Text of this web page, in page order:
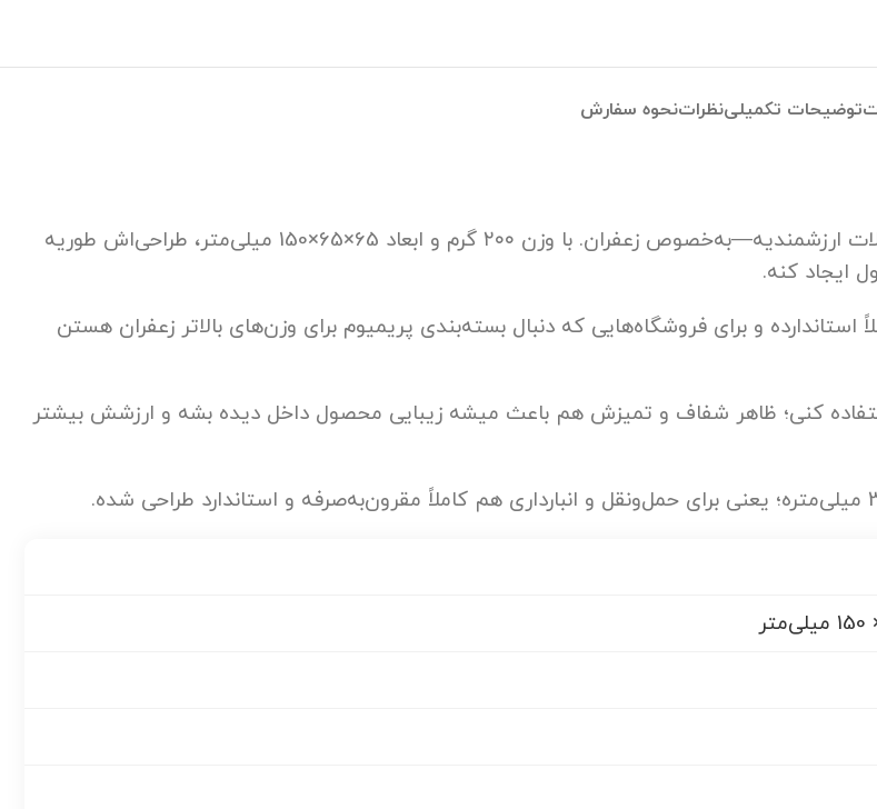
توضیحات تکمیلینظراتنحوه سفارش
این ظرف آذین سایز لارج یک بسته‌بندی شیک و بادوام برای ارائه محصولات ارزشمندیه—به‌خصوص زعفران. با وزن ۲۰۰ گرم و ابعاد 65×65×150 میلی‌متر، طراحی‌اش طوریه
ایجاد کنه.
سوپر نگین، ۱۰ گرم پوشال و ۲۰ گرم سرگل کاملاً استاندارده و برای فروشگاه‌هایی که دنبال بسته‌بندی پریمیوم برای وزن‌های بالاتر زعفران هستن
کنی؛ ظاهر شفاف و تمیزش هم باعث میشه زیبایی محصول داخل دیده بشه و ارزشش بیشتر